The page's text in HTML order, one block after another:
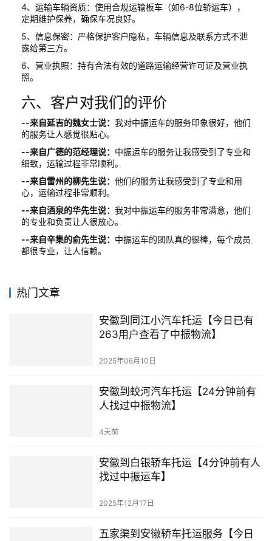
4、运输车辆资质：使用合规运输板车（如6-8位轿运车），
定期维护保养，确保车况良好。
5、信息保密：严格保护客户隐私，车辆信息及联系方式不泄
露给第三方。
6、营业执照：持有合法有效的道路运输经营许可证及营业执
照。
六、客户对我们的评价
--来自延吉的魏女士说： 我对中振运车的服务印象很好，他们
的服务让人感觉很贴心。
--来自广德的范经理说： 中振运车的服务让我感受到了专业和
细致，运输过程非常顺利。
--来自雷州的柳先生说： 他们的服务让我感受到了专业和用
心，运输过程非常顺利。
--来自酒泉的华先生说： 我对中振运车的服务非常满意，他们
的专业和负责让人很放心。
--来自辛集的俞先生说： 中振运车的团队真的很棒，每个成员
都很专业，让人信赖。
热门文章
安徽到同江小汽车托运【今日已有
263用户查看了中振物流】
2025年06月10日
安徽到蛟河汽车托运【24分钟前有
人找过中振物流】
4天前
安徽到白银轿车托运【4分钟前有人
找过中振运车】
2025年12月17日
五家渠到安徽轿车托运服务【今日